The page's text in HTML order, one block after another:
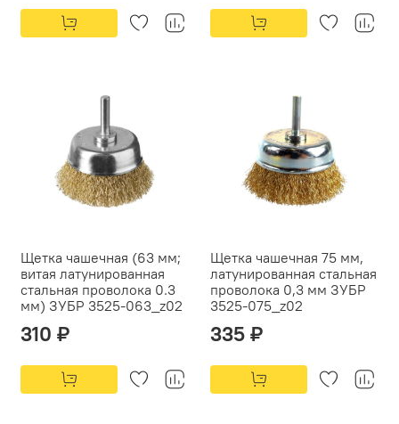
Щетка чашечная (63 мм;
витая латунированная
стальная проволока 0.3
мм) ЗУБР 3525-063_z02
310 ₽
Щетка чашечная 75 мм,
латунированная стальная
проволока 0,3 мм ЗУБР
3525-075_z02
335 ₽